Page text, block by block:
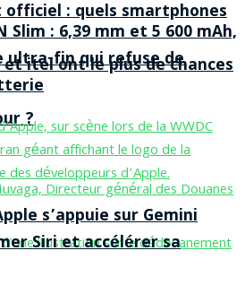
officiel : quels smartphones
et itel ont le plus de chances
?
Slim : 6,39 mm et 5 600 mAh,
ultra-fin qui refuse de
s’appuie sur Gemini
Siri et accélérer sa